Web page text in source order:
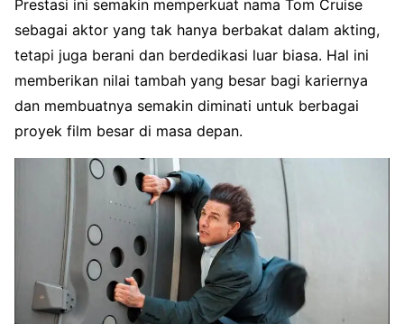
Prestasi ini semakin memperkuat nama Tom Cruise
sebagai aktor yang tak hanya berbakat dalam akting,
tetapi juga berani dan berdedikasi luar biasa. Hal ini
memberikan nilai tambah yang besar bagi kariernya
dan membuatnya semakin diminati untuk berbagai
proyek film besar di masa depan.